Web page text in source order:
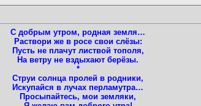
С добрым утром, родная земля…
Раствори же в росе свои слёзы:
Пусть не плачут листвой тополя,
На ветру не вздыхают берёзы.
*
Струи солнца пролей в родники,
Искупайся в лучах перламутра…
Просыпайтесь, мои земляки,